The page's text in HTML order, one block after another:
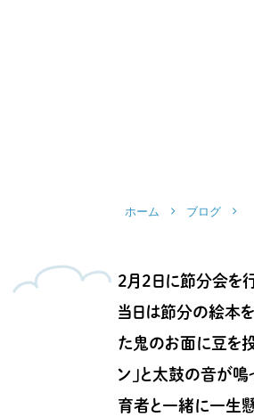
ホーム ブログ
2月2日に節分会を行
当日は節分の絵本
た鬼のお面に豆を投
ン」と太鼓の音が
育者と一緒に一生